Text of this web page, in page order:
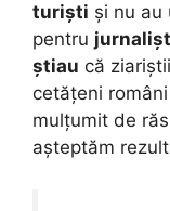
turiști și nu au
pentru
știau că
cetățeni
mulțumit de
așteptăm